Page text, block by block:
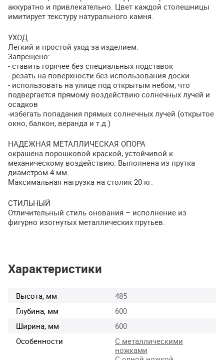
аккуратно и привлекательно. Цвет каждой столешницы
имитирует текстуру натурального камня.
УХОД
Легкий и простой уход за изделием.
Запрещено:
- ставить горячее без специальных подставок
- резать на поверхности без использования доски
- использовать на улице под открытым небом, что
подвергается прямому воздействию солнечных лучей и
осадков
-избегать попадания прямых солнечных лучей (открытое
окно, балкон, веранда и т.д.)
НАДЕЖНАЯ МЕТАЛЛИЧЕСКАЯ ОПОРА
окрашена порошковой краской, устойчивой к
механическому воздействию. Выполнена из прутка
диаметром 4 мм.
Максимальная нагрузка на столик 20 кг.
СТИЛЬНЫЙ
Отличительный стиль онования – исполнение из
фигурно изогнутых металлических прутьев.
Характеристики
Высота, мм
485
Глубина, мм
600
Ширина, мм
600
Особенности
С металлическими
ножками